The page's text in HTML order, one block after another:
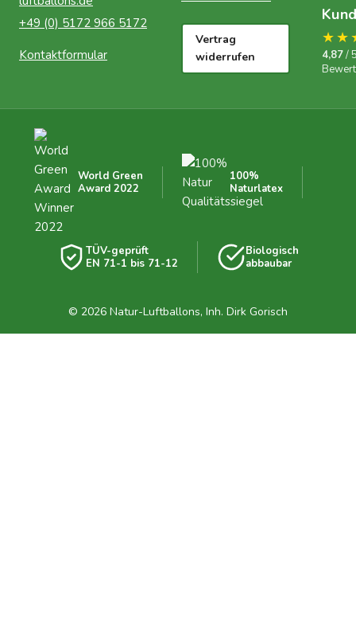
+49 (0) 5172 966 5172
Kontaktformular
Vertrag
widerrufen
4,87/
World Green
Award 2022
100%
Naturlatex
TÜV-geprüft
EN 71-1 bis 71-12
Biologisch
abbaubar
© 2026 Natur-Luftballons, Inh. Dirk Gorisch